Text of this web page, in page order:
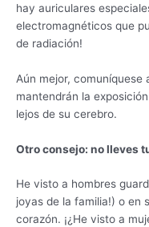
hay auriculares
electromagnéticos que
de radiación!
Aún mejor,
mantendrán la
lejos de su cerebro.
Otro consejo: no lleves
He visto a hombres
joyas de la familia!) o en
corazón. ¡¿He visto a